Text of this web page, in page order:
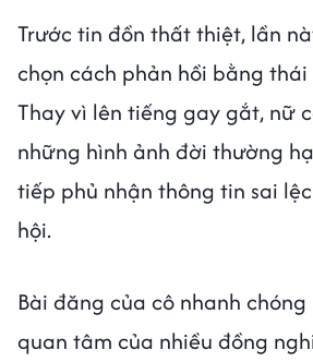
Trước tin đồn thất thiệt, lần
chọn cách phản hồi bằng
Thay vì lên tiếng gay gắt, nữ
những hình ảnh đời thường
tiếp phủ nhận thông tin sai
hội.
Bài đăng của cô nhanh
quan tâm của nhiều đồng